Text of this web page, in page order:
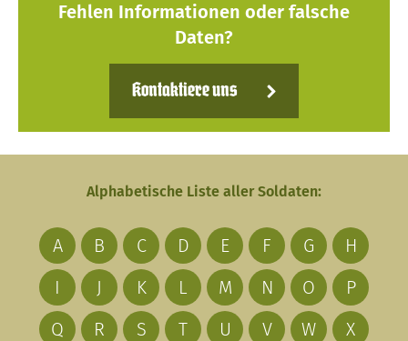
Fehlen Informationen oder falsche
Daten?
Kontaktiere uns
Alphabetische Liste aller Soldaten:
A B C D E F G
H
I
J K L M N O
P
Q
R S T U V W
X